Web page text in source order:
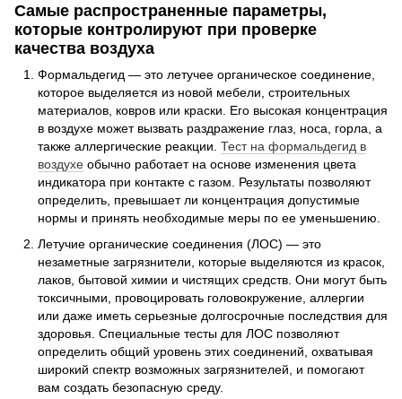
Самые распространенные параметры,
которые контролируют при проверке
качества воздуха
Формальдегид — это летучее органическое соединение,
которое выделяется из новой мебели, строительных
материалов, ковров или краски. Его высокая концентрация
в воздухе может вызвать раздражение глаз, носа, горла, а
также аллергические реакции. Тест на формальдегид в
воздухе обычно работает на основе изменения цвета
индикатора при контакте с газом. Результаты позволяют
определить, превышает ли концентрация допустимые
нормы и принять необходимые меры по ее уменьшению.
Летучие органические соединения (ЛОС) — это
незаметные загрязнители, которые выделяются из красок,
лаков, бытовой химии и чистящих средств. Они могут быть
токсичными, провоцировать головокружение, аллергии
или даже иметь серьезные долгосрочные последствия для
здоровья. Специальные тесты для ЛОС позволяют
определить общий уровень этих соединений, охватывая
широкий спектр возможных загрязнителей, и помогают
вам создать безопасную среду.